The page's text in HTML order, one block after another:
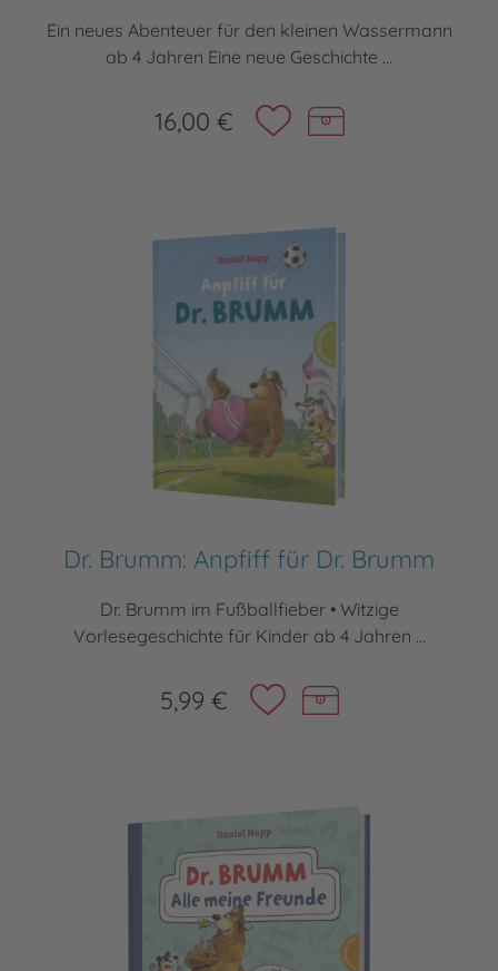
Ein neues Abenteuer für den kleinen Wassermann
ab 4 Jahren Eine neue Geschichte ...
16,00 €
Dr. Brumm: Anpfiff für Dr. Brumm
Dr. Brumm im Fußballfieber • Witzige
Vorlesegeschichte für Kinder ab 4 Jahren ...
5,99 €